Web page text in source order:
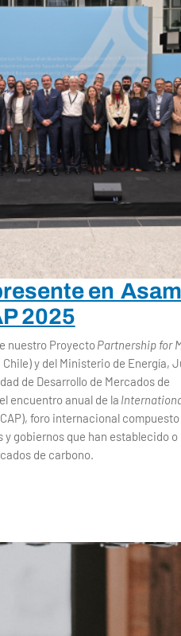
Pasar al contenido
en
2025
nuestro ProyectoPartnership for
Chile) y del Ministerio de Energía,
de Desarrollo de Mercados de
encuentro anual de la
foro internacional
gobiernos que han establecido o
de carbono.